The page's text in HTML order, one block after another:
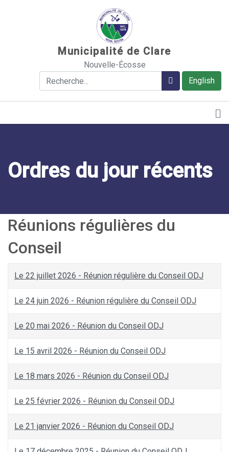
Municipalité de Clare
Nouvelle-Écosse
English
Rechercher Rechercher
Ordres du jour récents
Réunions régulières du
Conseil
Le 22 juillet 2026 - Réunion régulière du Conseil ODJ
Le 24 juin 2026 - Réunion régulière du Conseil ODJ
Le 20 mai 2026 - Réunion du Conseil ODJ
Le 15 avril 2026 - Réunion du Conseil ODJ
Le 18 mars 2026 - Réunion du Conseil ODJ
Le 25 février 2026 - Réunion du Conseil ODJ
Le 21 janvier 2026 - Réunion du Conseil ODJ